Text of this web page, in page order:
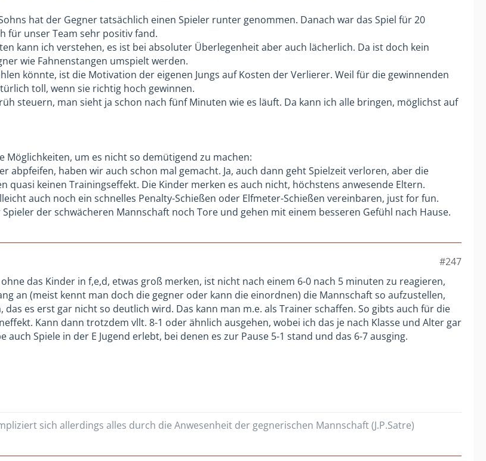
hat der Gegner tatsächlich einen Spieler runter genommen. Danach war das Spiel für 20
für unser Team sehr positiv fand.
kann ich verstehen, es ist bei absoluter Überlegenheit aber auch lächerlich. Da ist doch kein
wie Fahnenstangen umspielt werden.
könnte, ist die Motivation der eigenen Jungs auf Kosten der Verlierer. Weil für die gewinnenden
toll, wenn sie richtig hoch gewinnen.
steuern, man sieht ja schon nach fünf Minuten wie es läuft. Da kann ich alle bringen, möglichst auf
Möglichkeiten, um es nicht so demütigend zu machen:
abpfeifen, haben wir auch schon mal gemacht. Ja, auch dann geht Spielzeit verloren, aber die
quasi keinen Trainingseffekt. Die Kinder merken es auch nicht, höchstens anwesende Eltern.
auch noch ein schnelles Penalty-Schießen oder Elfmeter-Schießen vereinbaren, just for fun.
der schwächeren Mannschaft noch Tore und gehen mit einem besseren Gefühl nach Hause.
#247
das Kinder in f,e,d, etwas groß merken, ist nicht nach einem 6-0 nach 5 minuten zu reagieren,
an (meist kennt man doch die gegner oder kann die einordnen) die Mannschaft so aufzustellen,
es erst gar nicht so deutlich wird. Das kann man m.e. als Trainer schaffen. So gibts auch für die
Kann dann trotzdem vllt. 8-1 oder ähnlich ausgehen, wobei ich das je nach Klasse und Alter gar
auch Spiele in der E Jugend erlebt, bei denen es zur Pause 5-1 stand und das 6-7 ausging.
sich allerdings alles durch die Anwesenheit der gegnerischen Mannschaft (J.P.Satre)